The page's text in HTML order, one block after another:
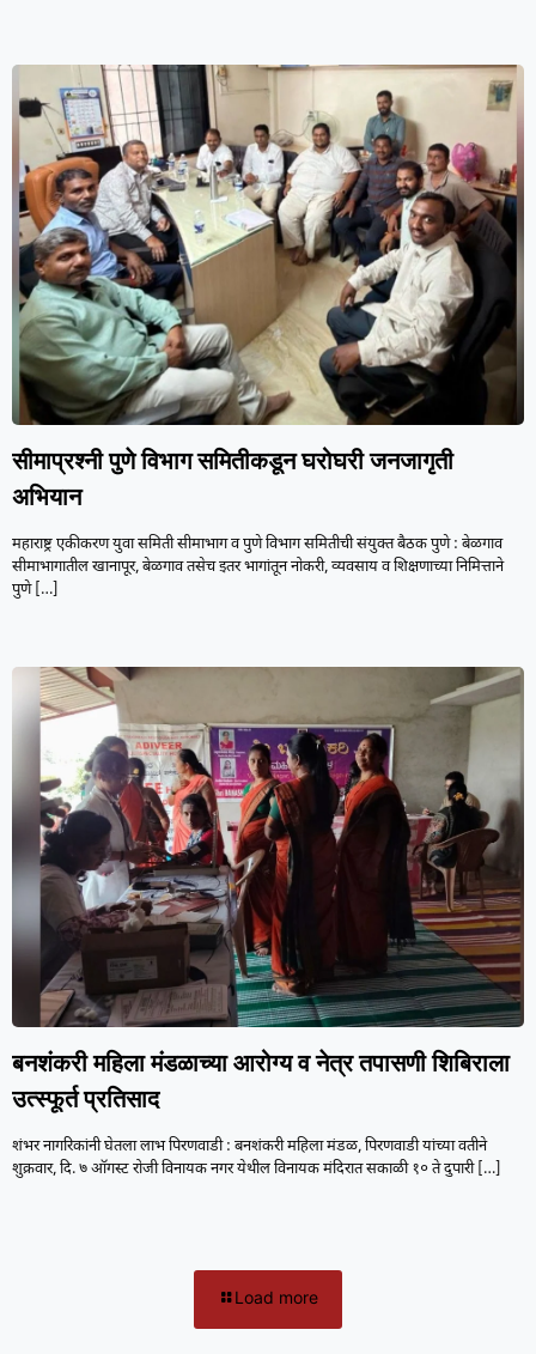
सीमाप्रश्नी पुणे विभाग समितीकडून घरोघरी जनजागृती
अभियान
महाराष्ट्र एकीकरण युवा समिती सीमाभाग व पुणे विभाग समितीची संयुक्त बैठक पुणे : बेळगाव
सीमाभागातील खानापूर, बेळगाव तसेच इतर भागांतून नोकरी, व्यवसाय व शिक्षणाच्या निमित्ताने
पुणे[…]
बनशंकरी महिला मंडळाच्या आरोग्य व नेत्र तपासणी शिबिराला
उत्स्फूर्त प्रतिसाद
शंभर नागरिकांनी घेतला लाभ पिरणवाडी : बनशंकरी महिला मंडळ, पिरणवाडी यांच्या वतीने
शुक्रवार, दि. ७ ऑगस्ट रोजी विनायक नगर येथील विनायक मंदिरात सकाळी १० ते दुपारी[…]
Load more